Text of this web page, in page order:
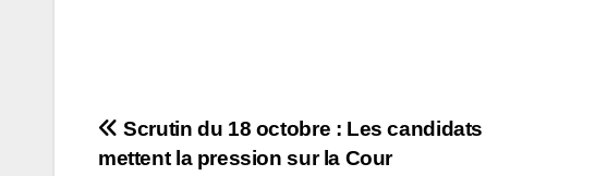
Navigation
Scrutin du 18 octobre : Les candidats
mettent la pression sur la Cour